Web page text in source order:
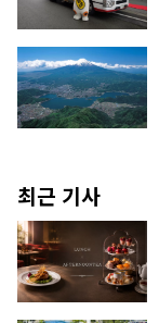
최근 기사